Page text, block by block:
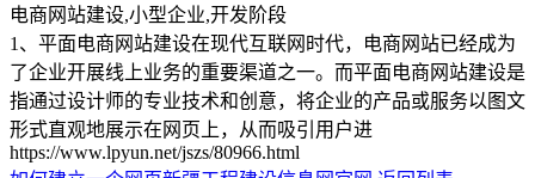
电商网站建设,小型企业,开发阶段
1、平面电商网站建设在现代互联网时代，电商网站已经成为
了企业开展线上业务的重要渠道之一。而平面电商网站建设是
指通过设计师的专业技术和创意，将企业的产品或服务以图文
形式直观地展示在网页上，从而吸引用户进
https://www.lpyun.net/jszs/80966.html